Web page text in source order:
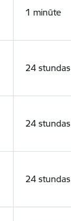
1 minūte
24 stundas
24 stundas
24 stundas